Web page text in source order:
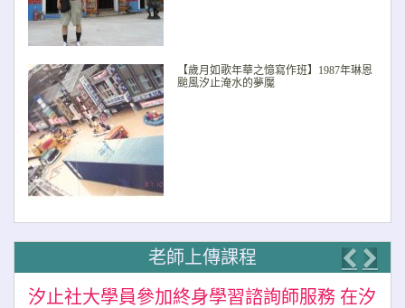
【歲月如歌年華之憶寫作班】1987年琳恩
颱風汐止淹水的夢魘
老師上傳課程
汐止社大學員參加終身學習諮詢師服務 在汐